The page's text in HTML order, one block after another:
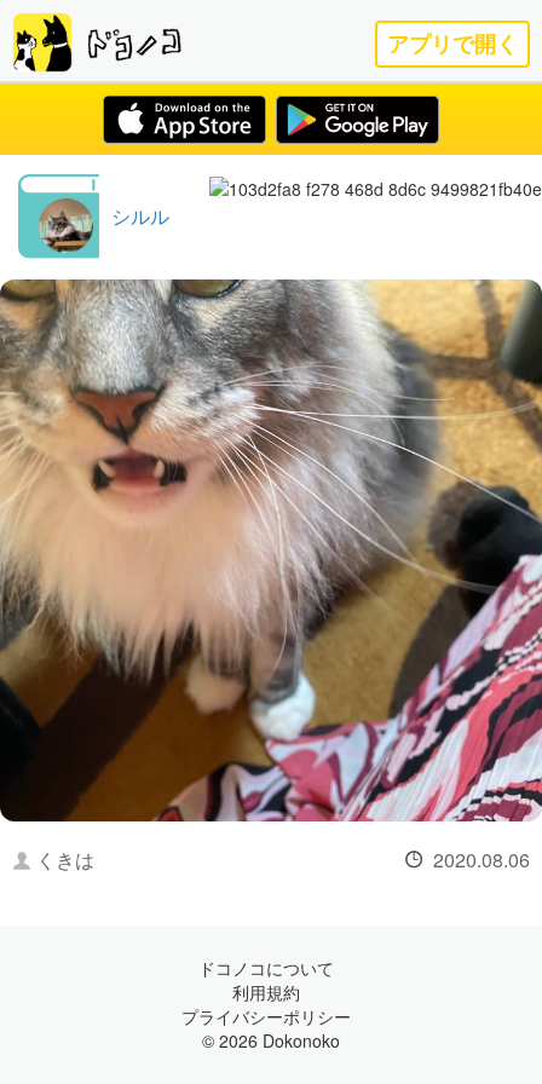
アプリで開く
シルル
くきは 2020.08.06
ドコノコについて
利用規約
プライバシーポリシー
© 2026 Dokonoko